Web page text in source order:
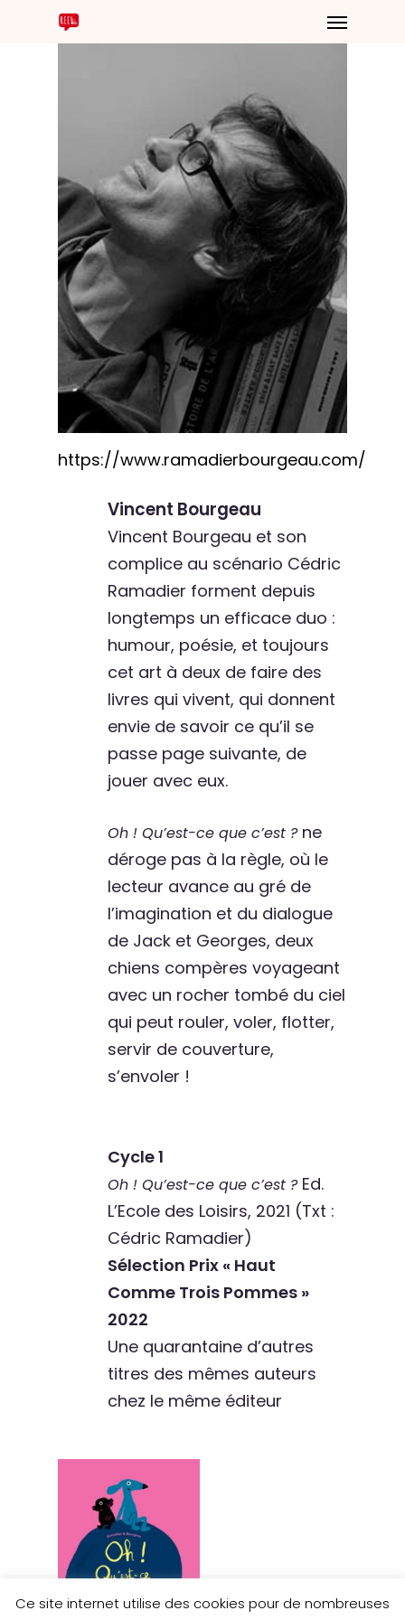
https://www.ramadierbourgeau.com/
Vincent Bourgeau
Vincent Bourgeau et son
complice au scénario Cédric
Ramadier forment depuis
longtemps un efficace duo :
humour, poésie, et toujours
cet art à deux de faire des
livres qui vivent, qui donnent
envie de savoir ce qu’il se
passe page suivante, de
jouer avec eux.
Oh ! Qu’est-ce que c’est ?ne
déroge pas à la règle, où le
lecteur avance au gré de
l’imagination et du dialogue
de Jack et Georges, deux
chiens compères voyageant
avec un rocher tombé du ciel
qui peut rouler, voler, flotter,
servir de couverture,
s’envoler !
Cycle 1
Oh ! Qu’est-ce que c’est ?Ed.
L’Ecole des Loisirs, 2021 (Txt :
Cédric Ramadier)
Sélection Prix « Haut
Comme Trois Pommes »
2022
Une quarantaine d’autres
titres des mêmes auteurs
chez le même éditeur
Ce site internet utilise des cookies pour de nombreuses